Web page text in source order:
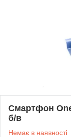
Смартфон
б/в
Немає в наявності